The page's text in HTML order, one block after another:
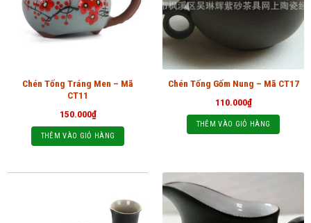
Chén Tống Tráng Men – Mã
CT11
150.000₫
THÊM VÀO GIỎ HÀNG
Chén Tống Gốm Nung – Mã CT17
110.000₫
THÊM VÀO GIỎ HÀNG